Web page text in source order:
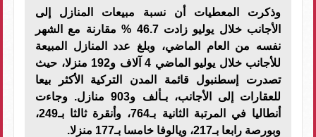
وذكرت المعطيات أن نسبة مبيعات المنازل إلى
الأجانب خلال يوليو زادت 46.7 % مقارنة مع الشهر
نفسه من العام الماضي، وبلغ عدد المنازل المبيعة
للأجانب خلال يوليو الماضي 4 آلاف و192 منزلا، حيث
تصدرت إسطنبول قائمة المدن التركية الأكثر بيعا
للعقارات إلى الأجانب، بـألف و903 منازل. وجاءت
أنطاليا في المرتبة الثانية بـ764، وأنقرة ثالثا بـ249،
وبورصة رابعا بـ217، ويالوفا خامسا بـ177 منزلا.